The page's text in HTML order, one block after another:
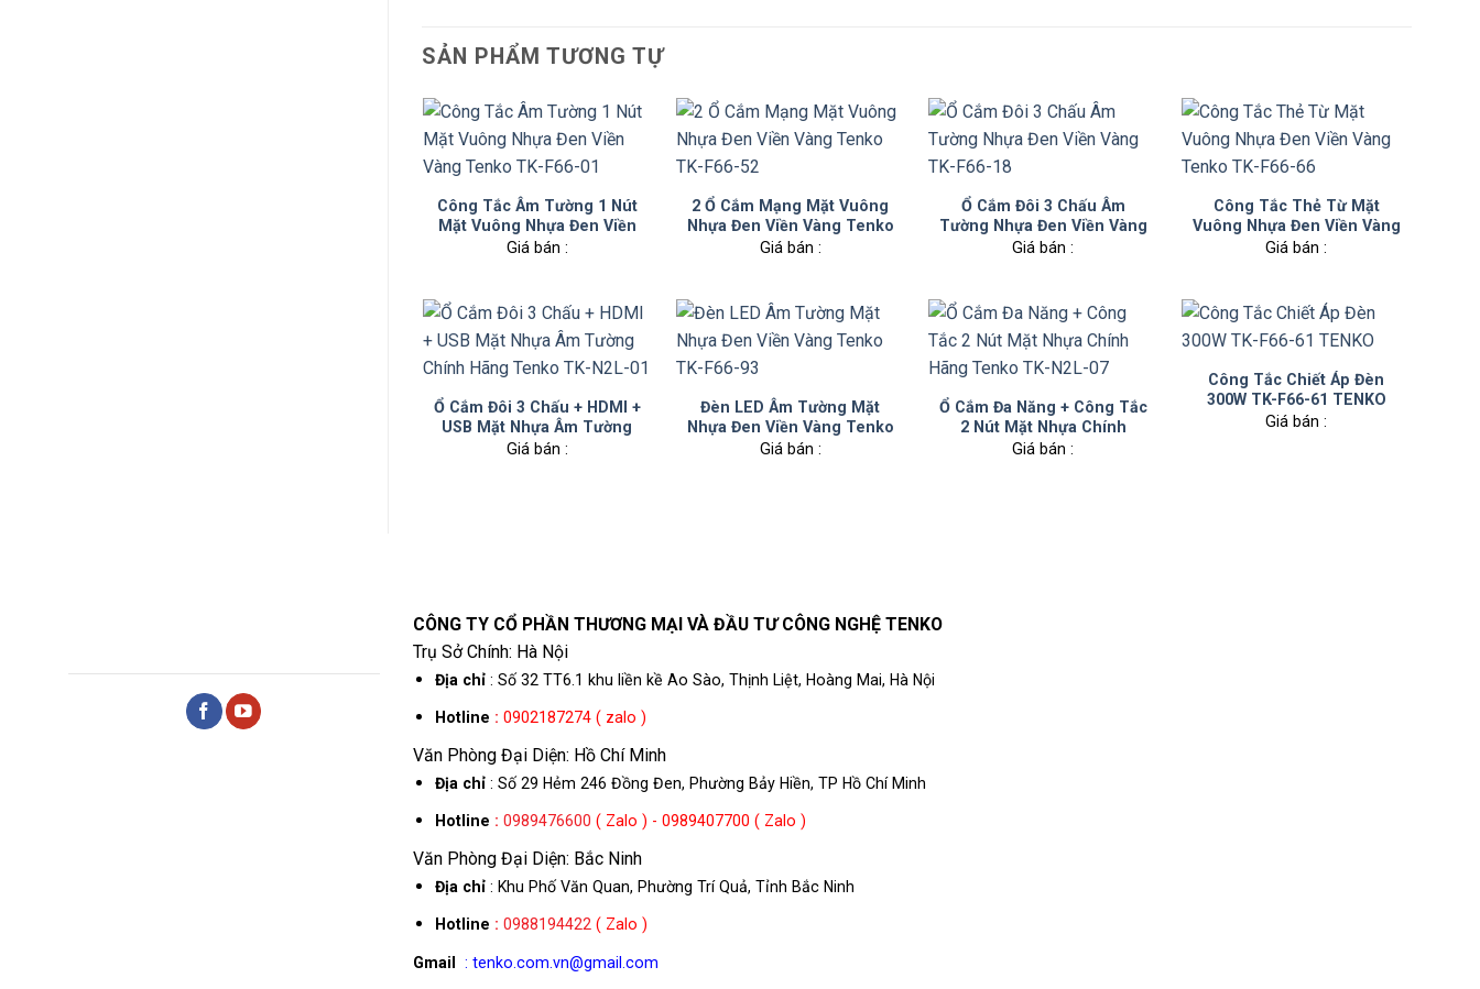
SẢN PHẨM TƯƠNG TỰ
Công Tắc Âm Tường 1 Nút
Mặt Vuông Nhựa Đen Viền
Vàng Tenko TK-F66-01
Giá bán :
2 Ổ Cắm Mạng Mặt Vuông
Nhựa Đen Viền Vàng Tenko
TK-F66-52
Giá bán :
Ổ Cắm Đôi 3 Chấu Âm
Tường Nhựa Đen Viền Vàng
TK-F66-18
Giá bán :
Công Tắc Thẻ Từ Mặt
Vuông Nhựa Đen Viền Vàng
Tenko TK-F66-66
Giá bán :
Ổ Cắm Đôi 3 Chấu + HDMI +
USB Mặt Nhựa Âm Tường
Chính Hãng Tenko TK-N2L-
Giá bán :
Đèn LED Âm Tường Mặt
Nhựa Đen Viền Vàng Tenko
TK-F66-93
Giá bán :
Ổ Cắm Đa Năng + Công Tắc
2 Nút Mặt Nhựa Chính
Hãng Tenko TK-N2L-07
Giá bán :
Công Tắc Chiết Áp Đèn
300W TK-F66-61 TENKO
Giá bán :
CÔNG TY CỔ PHẦN THƯƠNG MẠI VÀ ĐẦU TƯ CÔNG NGHỆ TENKO
Trụ Sở Chính: Hà Nội
Địa chỉ : Số 32 TT6.1 khu liền kề Ao Sào, Thịnh Liệt, Hoàng Mai, Hà Nội
Hotline : 0902187274 ( zalo )
Văn Phòng Đại Diện: Hồ Chí Minh
Địa chỉ : Số 29 Hẻm 246 Đồng Đen, Phường Bảy Hiền, TP Hồ Chí Minh
Hotline : 0989476600 ( Zalo ) - 0989407700 ( Zalo )
Văn Phòng Đại Diện: Bắc Ninh
Địa chỉ : Khu Phố Văn Quan, Phường Trí Quả, Tỉnh Bắc Ninh
Hotline : 0988194422 ( Zalo )
Gmail : tenko.com.vn@gmail.com